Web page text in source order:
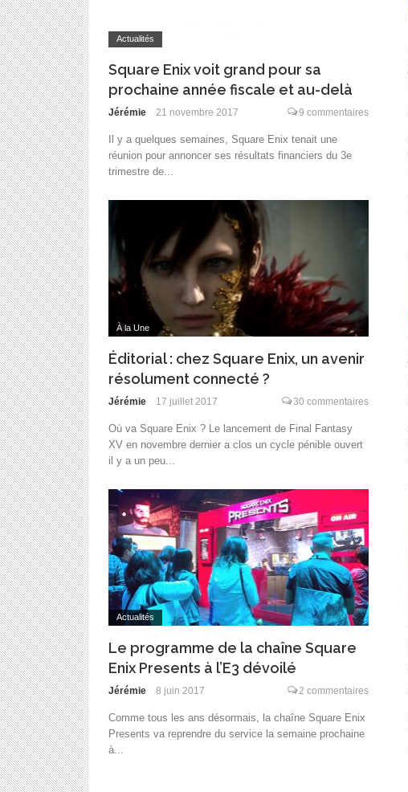
Actualités
Square Enix voit grand pour sa
prochaine année fiscale et au-delà
Jérémie 21 novembre 2017 9 commentaires
Il y a quelques semaines, Square Enix tenait une
réunion pour annoncer ses résultats financiers du 3e
trimestre de...
À la Une
Éditorial : chez Square Enix, un avenir
résolument connecté ?
Jérémie 17 juillet 2017 30 commentaires
Où va Square Enix ? Le lancement de Final Fantasy
XV en novembre dernier a clos un cycle pénible ouvert
il y a un peu...
Actualités
Le programme de la chaîne Square
Enix Presents à l’E3 dévoilé
Jérémie 8 juin 2017 2 commentaires
Comme tous les ans désormais, la chaîne Square Enix
Presents va reprendre du service la semaine prochaine
à...